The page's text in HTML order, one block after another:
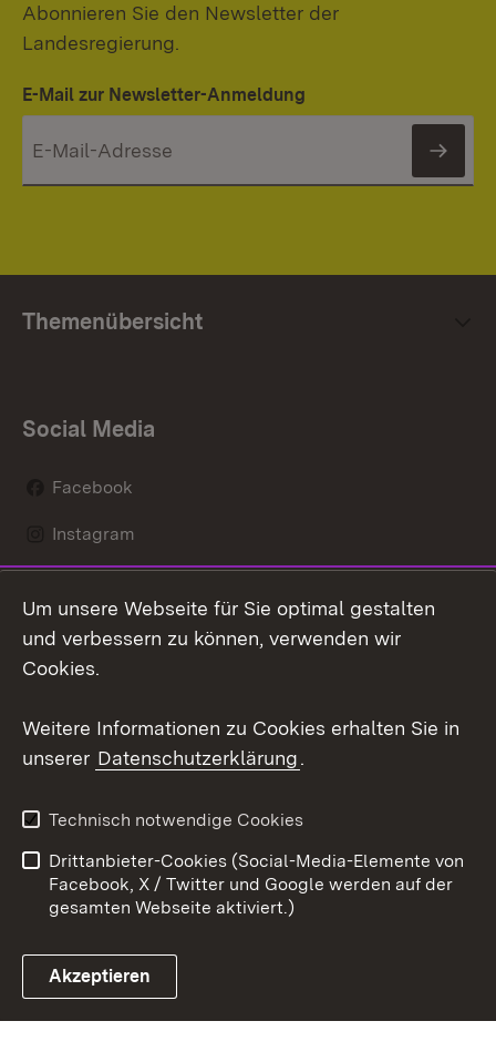
Abonnieren Sie den Newsletter der
Landesregierung.
E-Mail zur Newsletter-Anmeldung
Themenübersicht
Social Media
Facebook
Instagram
Mastodon
Youtube
Link zum Landesportal
Kontakt
Datenschutz
Barrierefreiheit
Impressum Cookies
Um unsere Webseite für Sie optimal gestalten
und verbessern zu können, verwenden wir
Cookies.
Weitere Informationen zu Cookies erhalten Sie in
unserer Datenschutzerklärung.
Technisch notwendige Cookies
Drittanbieter-Cookies (Social-Media-Elemente von
Facebook, X / Twitter und Google werden auf der
gesamten Webseite aktiviert.)
Akzeptieren